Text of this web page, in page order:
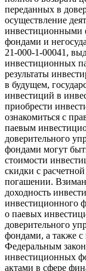
переданных в
осуществление
инвестиционными
фондами и
21-000-1-00041,
инвестиционных
результаты
в будущем,
инвестиций в
приобрести
ознакомиться с
паевым
доверительного
фондами могут
стоимости
скидки с
погашении.
доходность
инвестиционного
о паевых
доверительного
фондами, а также
Федеральным
инвестиционных
актами в сфере